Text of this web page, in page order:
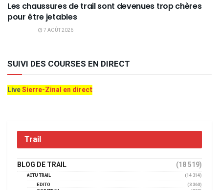
Les chaussures de trail sont devenues trop chères
pour être jetables
7 AOÛT 2026
SUIVI DES COURSES EN DIRECT
LiveSierre-Zinal en direct
Trail
BLOG DE TRAIL (18 519)
ACTU TRAIL
(14 314)
EDITO
(3 360)